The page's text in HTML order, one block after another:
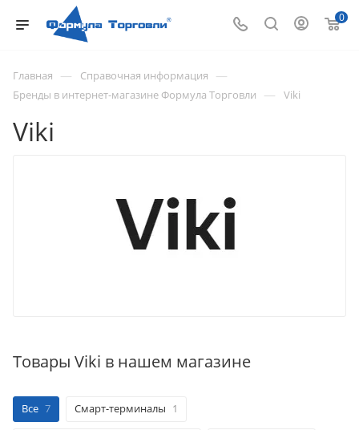
0
Главная — Справочная информация —
Бренды в интернет-магазине Формула Торговли — Viki
Viki
Товары Viki в нашем магазине
Все 7 Смарт-терминалы 1